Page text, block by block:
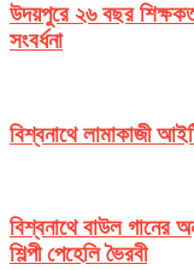
উদয়পুরে ২৬ বছর
সংবর্ধনা
বিশ্বনাথে লামাকাজী
বিশ্বনাথে বাউল গানের
শিল্পী পেহেলি ভৈরবী